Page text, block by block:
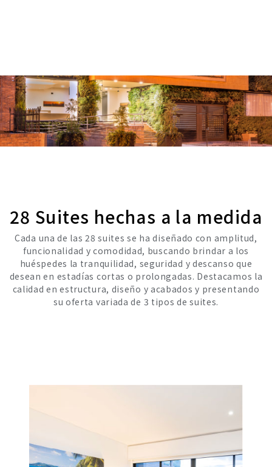
28 Suites hechas a la medida
Cada una de las 28 suites se ha diseñado con amplitud,
funcionalidad y comodidad, buscando brindar a los
huéspedes la tranquilidad, seguridad y descanso que
desean en estadías cortas o prolongadas. Destacamos la
calidad en estructura, diseño y acabados y presentando
su oferta variada de 3 tipos de suites.